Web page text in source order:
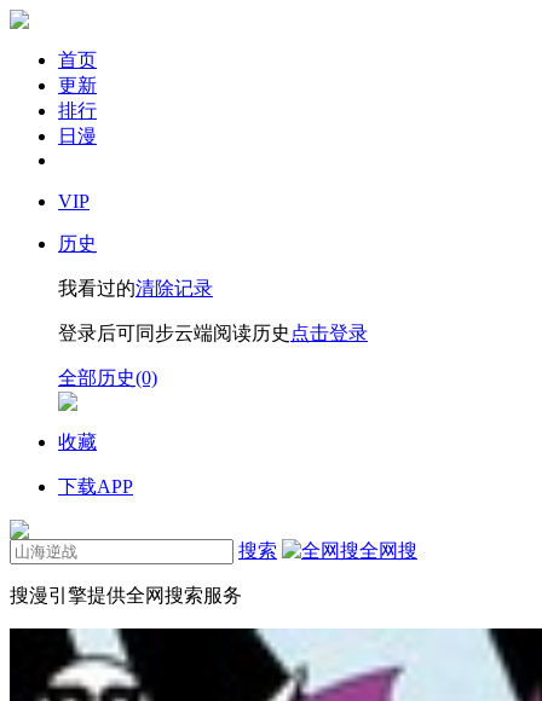
首页
更新
排行
日漫
VIP
历史
我看过的清除记录
登录后可同步云端阅读历史 点击登录
全部历史(0)
收藏
下载APP
搜索 全网搜
搜漫引擎提供全网搜索服务